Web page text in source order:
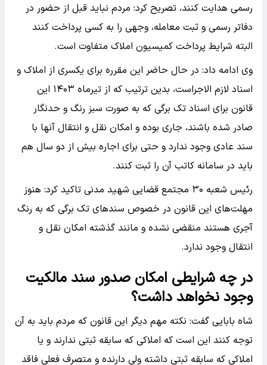
رسمی هدایت کنند، تصریح کرد: مردم نباید قبل از حضور در
دفاتر رسمی و ثبت معامله، وجهی را به کسی پرداخت کنند
البته شرایط پرداخت کمیسیون املاک متفاوت است.
وی ادامه داد: در حال حاضر این مقرره برای یکسری از املاک و
اسناد لازم الاجراست، بدین ترتیب که از تیرماه ۱۴۰۳ این
قانون برای اسناد تک برگی که به صورت سبز رنگ و حدنگار
صادر شده باشند، جاری بوده و امکان نقل و انتقال آنها با
سند عادی وجود ندارد و حتی برای اجاره بیش از دو سال هم
باید در سامانه کاتب آن را ثبت کنند.
رئیس شعبه ۳۰ مجتمع قضایی شهید مدنی تاکید کرد: هنوز
مهلت‌های این قانون در خصوص سند‌های تک برگی که به رنگ
آجری هستند منقضی نشده و مانند گذشته امکان نقل و
انتقال وجود ندارد.
در چه شرایطی امکان صدور سند مالکیت
وجود نخواهد داشت؟
شاه بابایی گفت: نکته مهم دیگر این قانون که مردم باید به آن
توجه کنند این است که املاکی که سابقه ثبتی ندارند و یا
املاکی که سابقه ثبتی داشته ولی دارنده و متصرف فعلی فاقد